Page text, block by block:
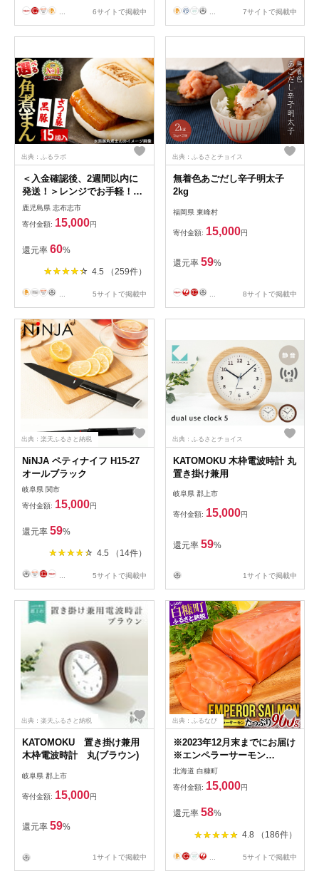
6サイトで掲載中 7サイトで掲載中
出典：ふるラボ
＜入金確認後、2週間以内に
発送！＞レンジでお手軽！黒
豚角煮まんじゅう 15個 a5-
293-kr-2w
鹿児島県 志布志市
寄付金額: 15,000円
還元率 60%
4.5 （259件）
5サイトで掲載中
出典：ふるさとチョイス
無着色あごだし辛子明太子
2kg
福岡県 東峰村
寄付金額: 15,000円
還元率 59%
8サイトで掲載中
出典：楽天ふるさと納税
NiNJA ペティナイフ H15-27
オールブラック
岐阜県 関市
寄付金額: 15,000円
還元率 59%
4.5 （14件）
5サイトで掲載中
出典：ふるさとチョイス
KATOMOKU 木枠電波時計 丸
置き掛け兼用
岐阜県 郡上市
寄付金額: 15,000円
還元率 59%
1サイトで掲載中
出典：楽天ふるさと納税
KATOMOKU 置き掛け兼用
木枠電波時計 丸(ブラウン)
岐阜県 郡上市
寄付金額: 15,000円
還元率 59%
1サイトで掲載中
出典：ふるなび
※2023年12月末までにお届け
※エンペラーサーモン
【900g】
北海道 白糠町
寄付金額: 15,000円
還元率 58%
4.8 （186件）
... 5サイトで掲載中